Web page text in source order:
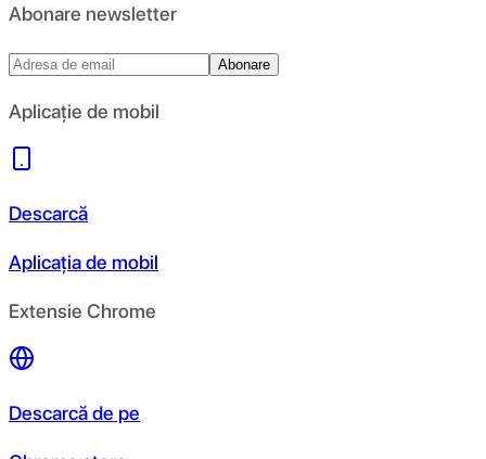
Abonare newsletter
Abonare
Aplicație de mobil
Descarcă
Aplicația de mobil
Extensie Chrome
Descarcă de pe